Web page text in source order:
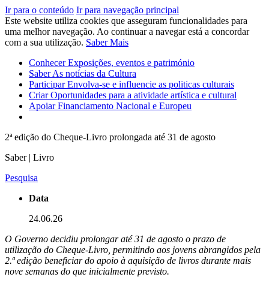
Ir para o conteúdo Ir para navegação principal
Este website utiliza cookies que asseguram funcionalidades para
uma melhor navegação. Ao continuar a navegar está a concordar
com a sua utilização. Saber Mais
ConhecerExposições, eventos e património
SaberAs notícias da Cultura
ParticiparEnvolva-se e influencie as politicas culturais
CriarOportunidades para a atividade artística e cultural
ApoiarFinanciamento Nacional e Europeu
2ª edição do Cheque-Livro prolongada até 31 de agosto
Saber | Livro
Pesquisa
Data
24.06.26
O Governo decidiu prolongar até 31 de agosto o prazo de
utilização do Cheque-Livro, permitindo aos jovens abrangidos pela
2.ª edição beneficiar do apoio à aquisição de livros durante mais
nove semanas do que inicialmente previsto.